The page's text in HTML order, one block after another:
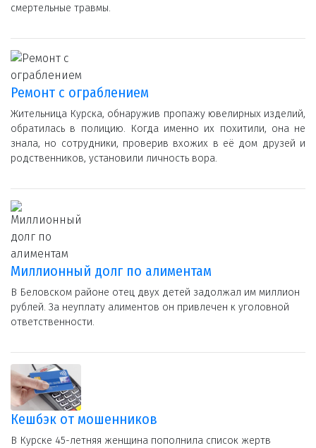
смертельные травмы.
Ремонт с ограблением
Жительница Курска, обнаружив пропажу ювелирных изделий,
обратилась в полицию. Когда именно их похитили, она не
знала, но сотрудники, проверив вхожих в её дом друзей и
родственников, установили личность вора.
Миллионный долг по алиментам
В Беловском районе отец двух детей задолжал им миллион
рублей. За неуплату алиментов он привлечен к уголовной
ответственности.
Кешбэк от мошенников
В Курске 45-летняя женщина пополнила список жертв